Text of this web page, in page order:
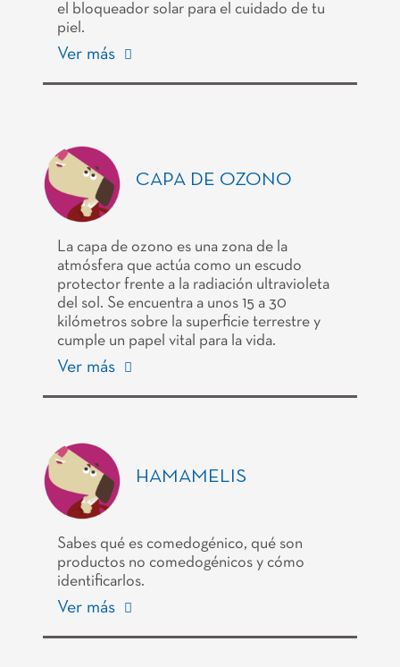
el bloqueador solar para el cuidado de tu
piel.
Ver más
CAPA DE OZONO
La capa de ozono es una zona de la
atmósfera que actúa como un escudo
protector frente a la radiación ultravioleta
del sol. Se encuentra a unos 15 a 30
kilómetros sobre la superficie terrestre y
cumple un papel vital para la vida.
Ver más
HAMAMELIS
Sabes qué es comedogénico, qué son
productos no comedogénicos y cómo
identificarlos.
Ver más